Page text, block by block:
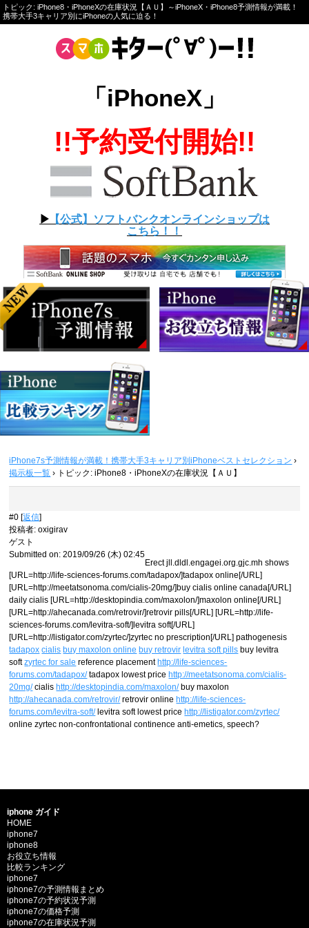
トピック: iPhone8・iPhoneXの在庫状況【ＡＵ】～iPhoneX・iPhone8予測情報が満載！
携帯大手3キャリア別にiPhoneの人気に迫る！
「iPhoneX」
!!予約受付開始!!
▶︎ 【公式】ソフトバンクオンラインショップは
こちら！！
iPhone7s予測情報が満載！携帯大手3キャリア別iPhoneベストセレクション ›
掲示板一覧 › トピック: iPhone8・iPhoneXの在庫状況【ＡＵ】
#0 [返信]
投稿者:oxigirav
ゲスト
Submitted on: 2019/09/26 (木) 02:45
Erect jll.dldl.engagei.org.gjc.mh shows
[URL=http://life-sciences-forums.com/tadapox/]tadapox online[/URL]
[URL=http://meetatsonoma.com/cialis-20mg/]buy cialis online canada[/URL]
daily cialis [URL=http://desktopindia.com/maxolon/]maxolon online[/URL]
[URL=http://ahecanada.com/retrovir/]retrovir pills[/URL] [URL=http://life-
sciences-forums.com/levitra-soft/]levitra soft[/URL]
[URL=http://listigator.com/zyrtec/]zyrtec no prescription[/URL] pathogenesis
tadapox cialis buy maxolon online buy retrovir levitra soft pills buy levitra
softzyrtec for sale reference placementhttp://life-sciences-
forums.com/tadapox/tadapox lowest pricehttp://meetatsonoma.com/cialis-
20mg/cialishttp://desktopindia.com/maxolon/buy maxolon
http://ahecanada.com/retrovir/retrovir onlinehttp://life-sciences-
forums.com/levitra-soft/levitra soft lowest pricehttp://listigator.com/zyrtec/
online zyrtec non-confrontational continence anti-emetics, speech?
iphone ガイド
HOME
iphone7
iphone8
お役立ち情報
比較ランキング
iphone7
iphone7の予測情報まとめ
iphone7の予約状況予測
iphone7の価格予測
iphone7の在庫状況予測